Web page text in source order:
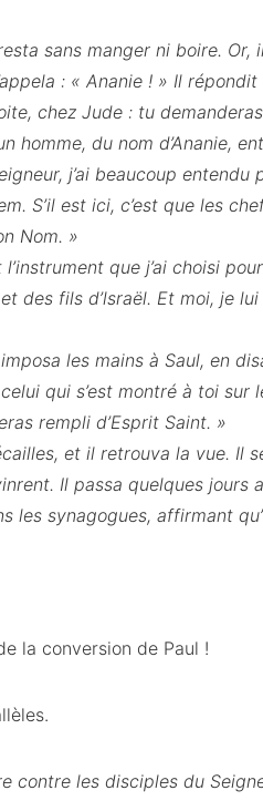
sans manger ni boire. Or,
: « Ananie ! » Il
chez Jude : tu
homme, du nom d’Ananie,
j’ai beaucoup
S’il est ici, c’est que les
Nom. »
que j’ai choisi
des fils d’lsraël. Et moi, je
les mains à Saul, en
celui qui s’est montré à toi
rempli d’Esprit Saint. »
et il retrouva la vue. Il
Il passa quelques jours
les synagogues, affirmant
la conversion de Paul !
contre les disciples du